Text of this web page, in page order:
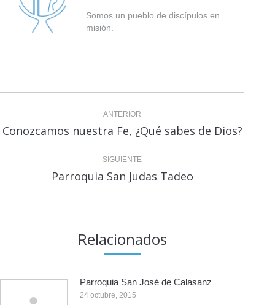
Somos un pueblo de discípulos en
misión.
Navegación
entre
publicaciones
ANTERIOR
Publicación
anterior:
Conozcamos nuestra Fe, ¿Qué sabes de Dios?
SIGUIENTE
Publicación
siguiente:
Parroquia San Judas Tadeo
Relacionados
Parroquia San José de Calasanz
24 octubre, 2015